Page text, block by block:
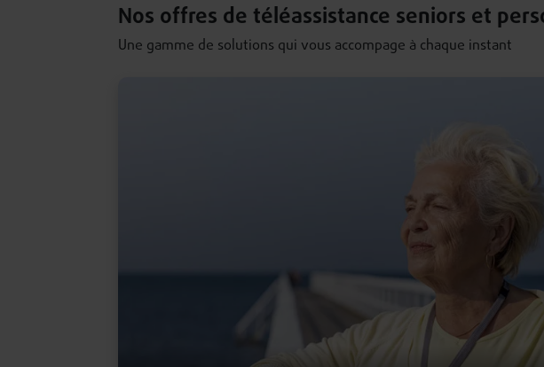
Nos offres de téléassistance seniors et
Une gamme de solutions qui vous accompage à chaque instant